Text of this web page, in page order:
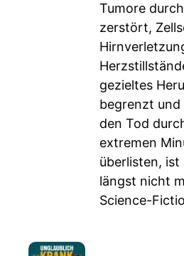
Tumore
zerstört,
gezieltes
begrenzt und
den Tod
extremen
überlisten,
längst nicht
Science-